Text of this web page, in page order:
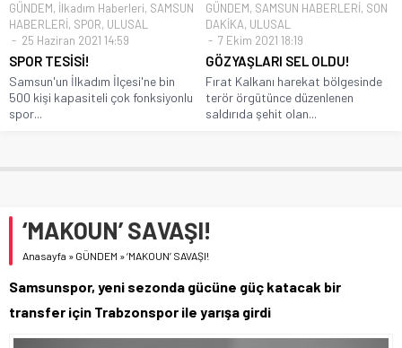
GÜNDEM, İlkadım Haberleri, SAMSUN
HABERLERİ, SPOR, ULUSAL
25 Haziran 2021 14:59
SPOR TESİSİ!
Samsun'un İlkadım İlçesi'ne bin
500 kişi kapasiteli çok fonksiyonlu
spor...
GÜNDEM, SAMSUN HABERLERİ, SON
DAKİKA, ULUSAL
7 Ekim 2021 18:19
GÖZYAŞLARI SEL OLDU!
Fırat Kalkanı harekat bölgesinde
terör örgütünce düzenlenen
saldırıda şehit olan...
‘MAKOUN’ SAVAŞI!
Anasayfa » GÜNDEM »‘MAKOUN’ SAVAŞI!
Samsunspor, yeni sezonda gücüne güç katacak bir
transfer için Trabzonspor ile yarışa girdi